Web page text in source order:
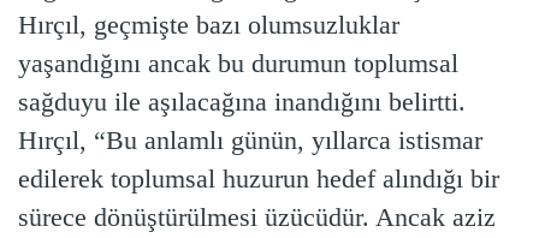
Hırçıl, geçmişte bazı olumsuzluklar
yaşandığını ancak bu durumun toplumsal
sağduyu ile aşılacağına inandığını belirtti.
Hırçıl, “Bu anlamlı günün, yıllarca istismar
edilerek toplumsal huzurun hedef alındığı bir
sürece dönüştürülmesi üzücüdür. Ancak aziz